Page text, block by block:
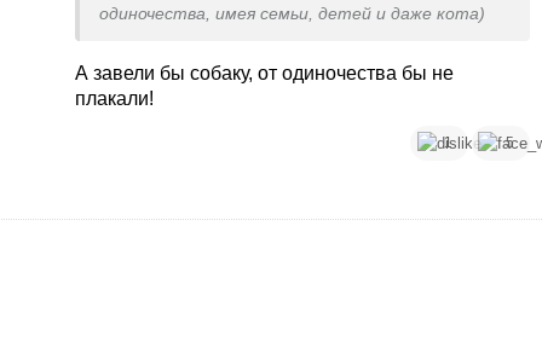
одиночества, имея семьи, детей и даже кота)
А завели бы собаку, от одиночества бы не
плакали!
1 5